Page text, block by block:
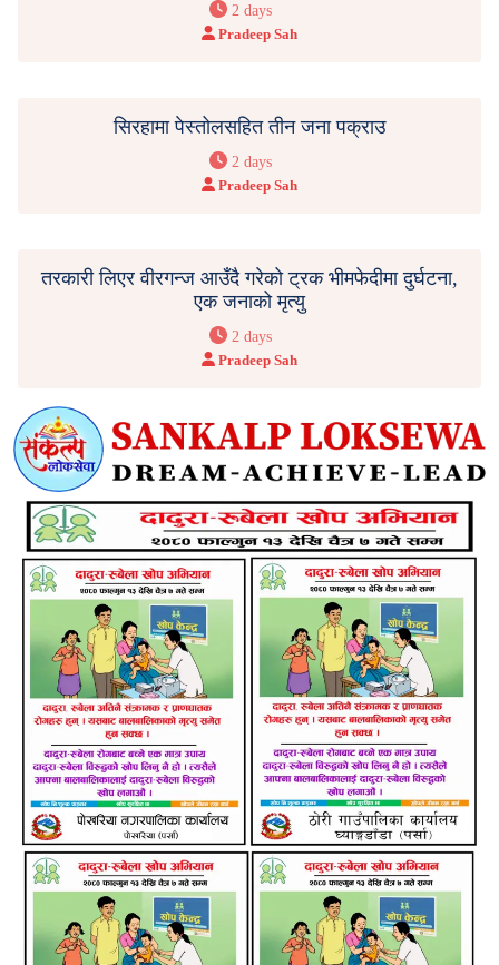
2 days
Pradeep Sah
सिरहामा पेस्तोलसहित तीन जना पक्राउ
2 days
Pradeep Sah
तरकारी लिएर वीरगन्ज आउँदै गरेको ट्रक भीमफेदीमा दुर्घटना,
एक जनाको मृत्यु
2 days
Pradeep Sah